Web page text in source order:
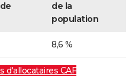
de la
population
8,6 %
d'allocataires CAF